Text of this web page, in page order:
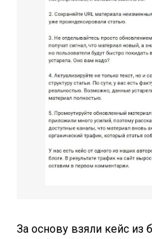
За основу взяли кейс из